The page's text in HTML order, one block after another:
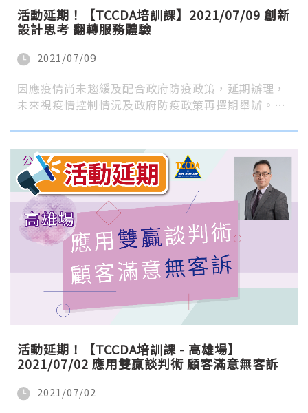
活動延期！【TCCDA培訓課】2021/07/09 創新
設計思考 翻轉服務體驗
2021/07/09
因應疫情尚未趨緩及配合政府防疫政策，延期辦理，
未來視疫情控制情況及政府防疫政策再擇期舉辦。…
活動延期！【TCCDA培訓課 - 高雄場】
2021/07/02 應用雙贏談判術 顧客滿意無客訴
2021/07/02